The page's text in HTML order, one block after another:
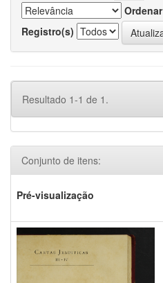
Ordenar
Registro(s)
Resultado 1-1 de 1.
Conjunto de itens:
Pré-visualização